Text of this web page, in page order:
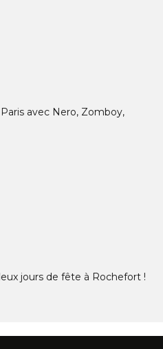
avec Nero, Zomboy,
jours de fête à Rochefort !